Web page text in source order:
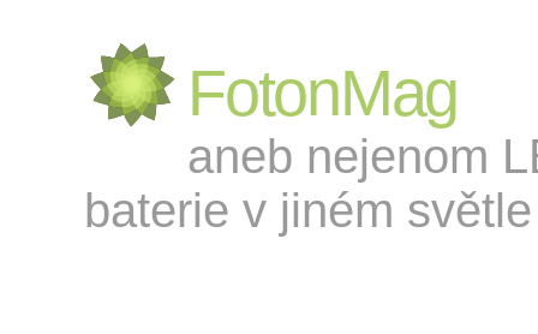
FotonMag
aneb nejenom
baterie v jiném